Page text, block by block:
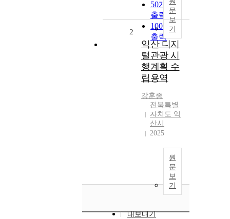
50개씩
출력
100개씩
출력
문
보
기
2
익산 디지
털관광 시
행계획 수
립용역
강훈종
전북특별
자치도 익
산시
2025
원
문
보
기
내보내기